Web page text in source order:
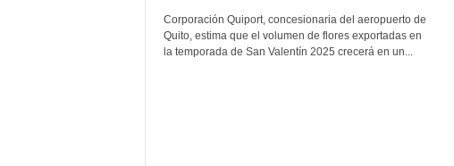
Corporación Quiport, concesionaria del aeropuerto de
Quito, estima que el volumen de flores exportadas en
la temporada de San Valentín 2025 crecerá en un...